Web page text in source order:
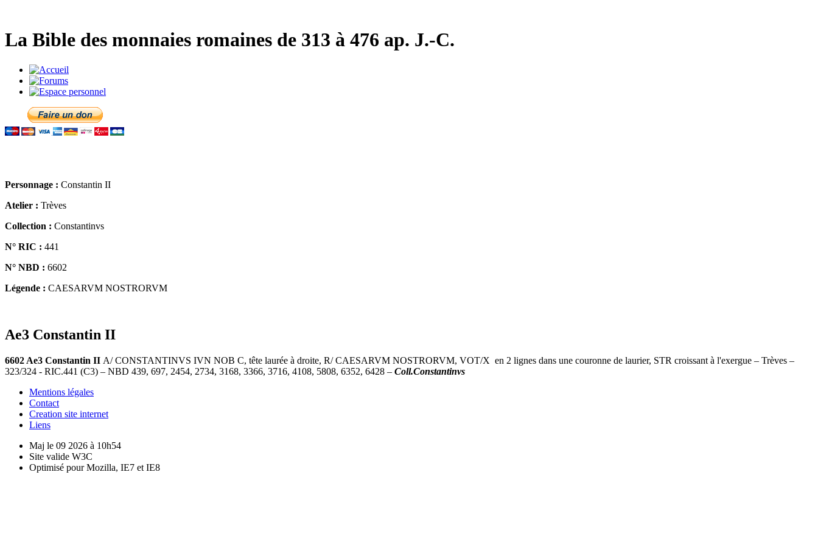
La Bible des monnaies romaines de 313 à 476 ap. J.-C.
Personnage : Constantin II
Atelier : Trèves
Collection : Constantinvs
N° RIC : 441
N° NBD : 6602
Légende : CAESARVM NOSTRORVM
Ae3 Constantin II
6602 Ae3 Constantin II A/ CONSTANTINVS IVN NOB C, tête laurée à droite, R/ CAESARVM NOSTRORVM, VOT/X en 2 lignes dans une couronne de laurier, STR croissant à l'exergue – Trèves –
323/324 - RIC.441 (C3) – NBD 439, 697, 2454, 2734, 3168, 3366, 3716, 4108, 5808, 6352, 6428 – Coll.Constantinvs
Mentions légales
Contact
Creation site internet
Liens
Maj le 09 2026 à 10h54
Site valide W3C
Optimisé pour Mozilla, IE7 et IE8